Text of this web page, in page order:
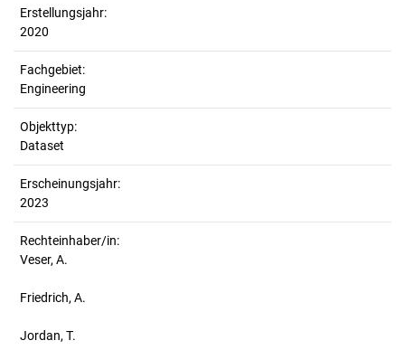
Erstellungsjahr:
2020
Fachgebiet:
Engineering
Objekttyp:
Dataset
Erscheinungsjahr:
2023
Rechteinhaber/in:
Veser, A.
Friedrich, A.
Jordan, T.